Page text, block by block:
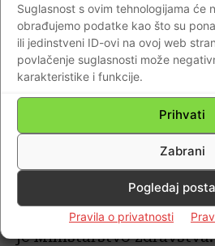
Suglasnost s ovim tehnologijama će
obrađujemo podatke kao što su
ili jedinstveni ID-ovi na ovoj web
povlačenje suglasnosti može
karakteristike i funkcije.
Prihvati
Zabrani
Pogledaj
Pravila o privatnosti
obavlja svoj posao u
hotela, uključujući i
“crvene zone” kojemu je
osoblja hotela ograničen.
U nastojanju da smanji
medicinskog sustava
diljem zemlje osigurao
hotelskih soba
pacijenata s blažim
je Ministarstvo zdravstva.